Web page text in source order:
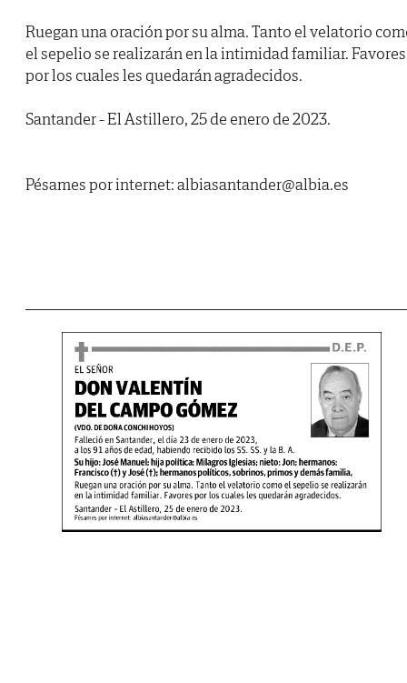
Ruegan una oración por su alma. Tanto el velatorio
el sepelio se realizarán en la intimidad familiar. Favores
por los cuales les quedarán agradecidos.
Santander - El Astillero, 25 de enero de 2023.
Pésames por internet: albiasantander@albia.es